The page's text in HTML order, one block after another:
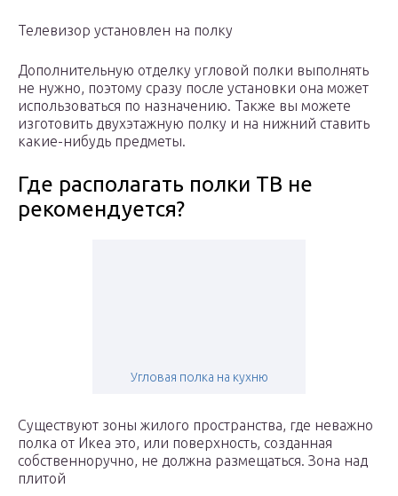
Телевизор установлен на полку
Дополнительную отделку угловой полки выполнять
не нужно, поэтому сразу после установки она может
использоваться по назначению. Также вы можете
изготовить двухэтажную полку и на нижний ставить
какие-нибудь предметы.
Где располагать полки ТВ не
рекомендуется?
Угловая полка на кухню
Существуют зоны жилого пространства, где неважно
полка от Икеа это, или поверхность, созданная
собственноручно, не должна размещаться. Зона над
плитой